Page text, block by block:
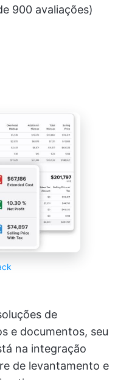
900 avaliações)
de
e documentos, seu
na integração
de levantamento e